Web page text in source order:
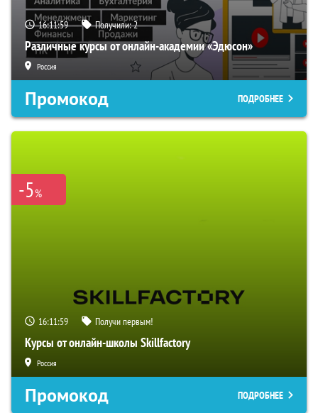
16:11:58 Получили:2
Различные курсы от онлайн-академии «Эдюсон»
Россия
Промокод ПОДРОБНЕЕ
-5%
16:11:58 Получи первым!
Курсы от онлайн-школы Skillfactory
Россия
Промокод ПОДРОБНЕЕ